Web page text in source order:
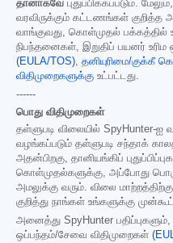
தானாகவே புதுப்பிக்கப்படும்.
வரவிருக்கும் கட்டணங்கள் குறித்த
வாங்குவது, கொள்முதல் பக்கத்தில்
நிபந்தனைகள், இறுதிப் பயனர்
(EULA/TOS), தனியுரிமை/குக்கீ
விதிமுறைகளுக்கு உட்பட்டது.
------
பொது விதிமுறைகள்
தள்ளுபடி விலையில் SpyHunter-
வழங்கப்படும் தள்ளுபடி சந்தாக்
அதன்பிறகு, தானியங்கிப்
கொள்முதல்களுக்கு, அப்போது
அமலுக்கு வரும். விலை
குறித்து நாங்கள் உங்களுக்கு
அனைத்து SpyHunter
ஒப்பந்தம்/சேவை விதிமுறைகள்